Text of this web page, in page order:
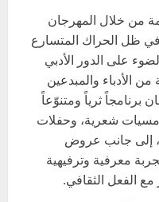
من خلال المهرجان
في ظل الحراك المتسارع
على الدور الأدبي
الأدباء والمبدعين
برنامجاً ثرياً ومتنوّعاً
شعرية، وحفلات
إلى جانب عروض
معرفية وترفيهية
الفعل الثقافي.